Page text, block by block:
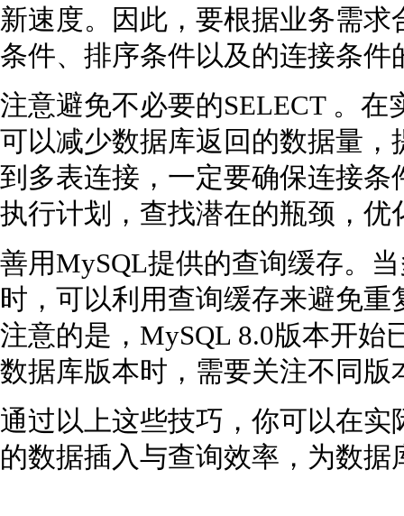
新速度。因此，要根据业务需
条件、排序条件以及的连接条件
注意避免不必要的SELECT 。
可以减少数据库返回的数据量
到多表连接，一定要确保连接
执行计划，查找潜在的瓶颈，优
善用MySQL提供的查询缓存。
时，可以利用查询缓存来避免
注意的是，MySQL 8.0版本开始
数据库版本时，需要关注不同
通过以上这些技巧，你可以在
的数据插入与查询效率，为数